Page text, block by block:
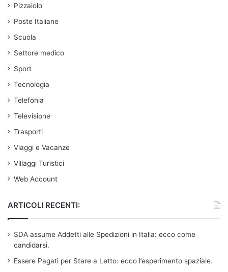
Pizzaiolo
Poste Italiane
Scuola
Settore medico
Sport
Tecnologia
Telefonia
Televisione
Trasporti
Viaggi e Vacanze
Villaggi Turistici
Web Account
ARTICOLI RECENTI:
SDA assume Addetti alle Spedizioni in Italia: ecco come
candidarsi.
Essere Pagati per Stare a Letto: ecco l’esperimento spaziale.